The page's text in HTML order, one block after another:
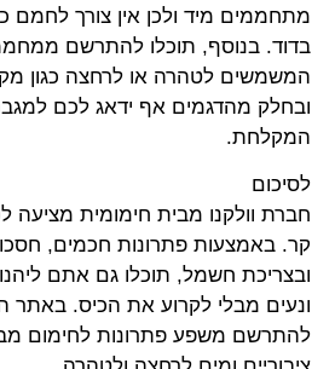
מתחממים מיד ולכן אין צורך לחמם
בדוד. בנוסף, תוכלו להתרשם
המשמשים לטהרה או לרחצה כגון
ובחלק מהדגמים אף ידאג לכם
המקלחת.
לסיכום
חברת וולקנו מבית חימומית מציעה
קר. באמצעות פתרונות חכמים,
ובצריכת חשמל, תוכלו גם אתם
ונעים מבלי לקרוע את הכיס. באתר
להתרשם משפע פתרונות לחימום